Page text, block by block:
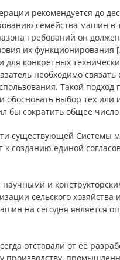
рекомендуется до
семейства машин
требований он
их функционирования
конкретных
необходимо связать
Такой
обосновать выбор тех
бы сократить общее
существующей Системы
созданию единой
и
сельского хозяйства
на сегодня является
отставали от ее